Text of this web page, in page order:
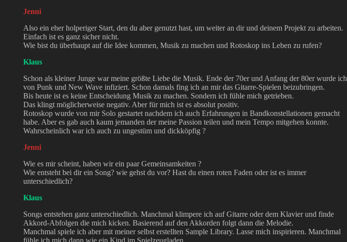
Jenni
Also ein eher holperiger Start, den du aber genutzt hast, um weiter an dir und deinem Projekt zu arbeiten.
Einfach ist es ganz sicher nicht.
Wie bist du überhaupt auf die Idee kommen, Musik zu machen und Rotoskop ins Leben zu rufen?
Klaus
Schon als kleiner Junge war meine größte Liebe die Musik. Ende der 70er und Anfang der 80er wurde ich
von Punk und New Wave infiziert. Schon damals fing ich an mir das Gitarre-Spielen beizubringen.
Bis heute ist es keine Entscheidung Musik zu machen. Sondern ich fühle mich getrieben.
Das klingt möglicherweise negativ. Aber für mich ist es absolut positiv.
Rotoskop wurde von mir Solo gestartet nachdem ich auch Erfahrungen in Bandkonstellationen gemacht
habe. Aber es gab auch kaum jemanden der meine Passion teilen und mein Tempo mitgehen konnte.
Wahrscheinlich war ich auch zu ungestüm und dickköpfig ?
Jenni
Wie es mir scheint, haben wir ein paar Gemeinsamkeiten ?
Wie entsteht bei dir ein Song? wie gehst du vor? Hast du einen roten Faden oder ist es immer
unterschiedlich?
Klaus
Songs entstehen ganz unterschiedlich. Manchmal klimpere ich auf Gitarre oder dem Klavier und finde
Akkord-Abfolgen die mich kicken. Basierend auf den Akkorden folgt dann die Melodie.
Manchmal spiele ich aber mit meiner selbst erstellten Sample Library. Lasse mich inspirieren. Manchmal
fühle ich mich dann wie ein Kind im Spielzeugladen.